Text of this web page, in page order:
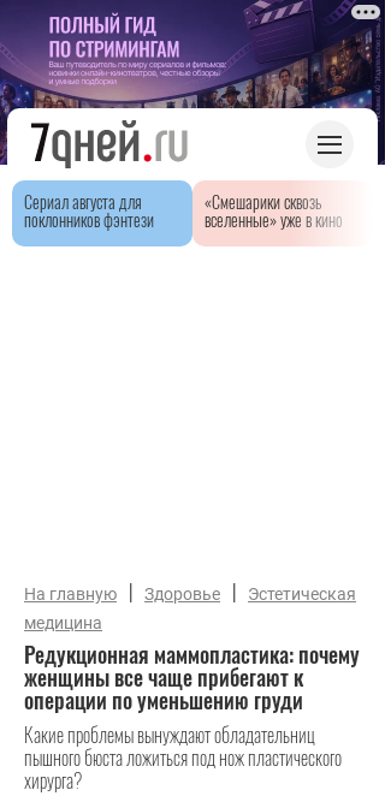
Сериал августа для
поклонников фэнтези
«Смешарики сквозь
вселенные» уже в кино
На главную | Здоровье |
Эстетическая
медицина
Редукционная маммопластика: почему
женщины все чаще прибегают к
операции по уменьшению груди
Какие проблемы вынуждают обладательниц
пышного бюста ложиться под нож пластического
хирурга?